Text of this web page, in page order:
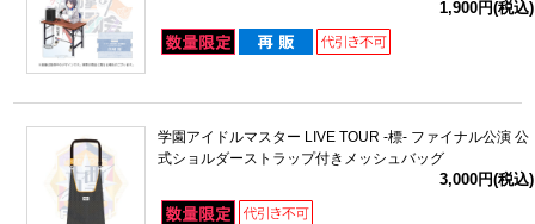
1,900円(税込)
学園アイドルマスター LIVE TOUR -標- ファイナル公演 公
式ショルダーストラップ付きメッシュバッグ
3,000円(税込)